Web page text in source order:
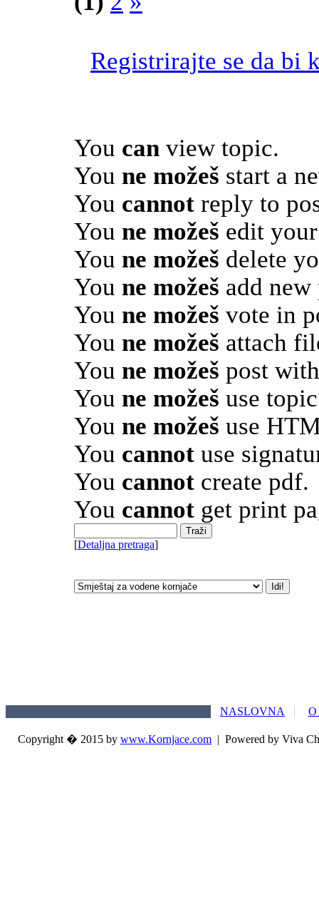
Registrirajte se da bi
You can view topic.
You ne možeš start a
You cannot reply to
You ne možeš edit
You ne možeš delete
You ne možeš add
You ne možeš vote in
You ne možeš attach
You ne možeš post
You ne možeš use
You ne možeš use
You cannot use
You cannot create pdf.
You cannot get print
[Detaljna pretraga]
NASLOVNA
Copyright � 2015 by www.Kornjace.com | Powered by Viva